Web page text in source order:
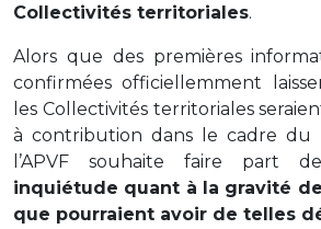
Collectivités territoriales.
Alors que des premières
confirmées officiellemment
les Collectivités territoriales
à contribution dans le cadre du
l’APVF souhaite faire part
inquiétude quant à la gravité
que pourraient avoir de telles